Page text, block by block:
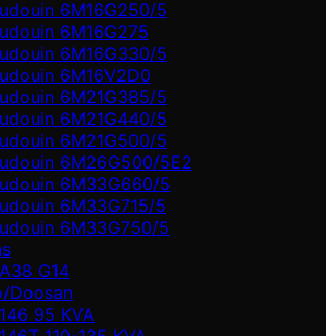
6M16G250/5
6M16G275
6M16G330/5
6M16V2D0
6M21G385/5
6M21G440/5
6M21G500/5
6M26G500/5E2
6M33G660/5
6M33G715/5
6M33G750/5
G14
Doosan
95 KVA